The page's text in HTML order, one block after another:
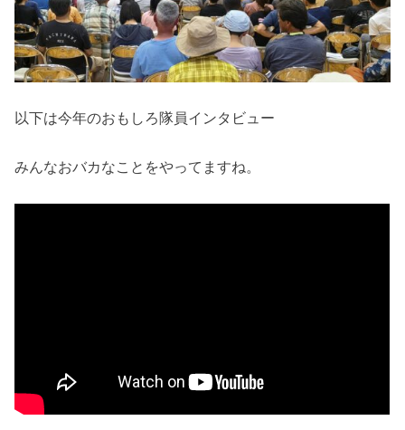
以下は今年のおもしろ隊員インタビュー
みんなおバカなことをやってますね。